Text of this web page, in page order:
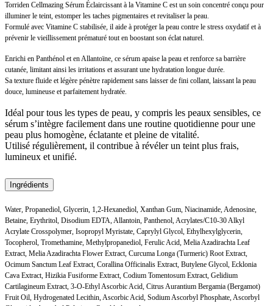
Torriden Cellmazing Sérum Éclaircissant à la Vitamine C est un soin concentré conçu pour
illuminer le teint, estomper les taches pigmentaires et revitaliser la peau.
Formulé avec Vitamine C stabilisée, il aide à protéger la peau contre le stress oxydatif et à
prévenir le vieillissement prématuré tout en boostant son éclat naturel.
Enrichi en Panthénol et en Allantoïne, ce sérum apaise la peau et renforce sa barrière
cutanée, limitant ainsi les irritations et assurant une hydratation longue durée.
Sa texture fluide et légère pénètre rapidement sans laisser de fini collant, laissant la peau
douce, lumineuse et parfaitement hydratée.
Idéal pour tous les types de peau, y compris les peaux sensibles, ce
sérum s’intègre facilement dans une routine quotidienne pour une
peau plus homogène, éclatante et pleine de vitalité.
Utilisé régulièrement, il contribue à révéler un teint plus frais,
lumineux et unifié.
Ingrédients
Water, Propanediol, Glycerin, 1,2-Hexanediol, Xanthan Gum, Niacinamide, Adenosine,
Betaine, Erythritol, Disodium EDTA, Allantoin, Panthenol, Acrylates/C10-30 Alkyl
Acrylate Crosspolymer, Isopropyl Myristate, Caprylyl Glycol, Ethylhexylglycerin,
Tocopherol, Tromethamine, Methylpropanediol, Ferulic Acid, Melia Azadirachta Leaf
Extract, Melia Azadirachta Flower Extract, Curcuma Longa (Turmeric) Root Extract,
Ocimum Sanctum Leaf Extract, Corallina Officinalis Extract, Butylene Glycol, Ecklonia
Cava Extract, Hizikia Fusiforme Extract, Codium Tomentosum Extract, Gelidium
Cartilagineum Extract, 3-O-Ethyl Ascorbic Acid, Citrus Aurantium Bergamia (Bergamot)
Fruit Oil, Hydrogenated Lecithin, Ascorbic Acid, Sodium Ascorbyl Phosphate, Ascorbyl